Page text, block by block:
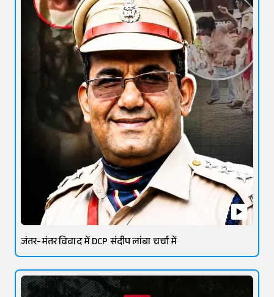
जंतर-मंतर विवाद में DCP संदीप लांबा चर्चा में